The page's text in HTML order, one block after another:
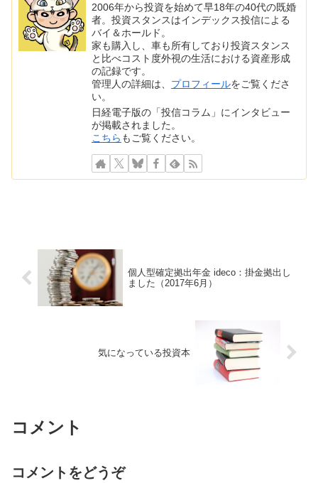
2006年から投資を始めて早18年の40代の既婚
者。投資スタンスはインデックス投信による
バイ＆ホールド。
家も購入し、車も所有しており投資スタンス
と比べコスト度外視の生活における資産形成
の記録です。
管理人の詳細は、 プロフィールをご覧くださ
い。
日経電子版の「投信コラム」にインタビュー
が掲載されました。
こちら もご覧ください。
個人型確定拠出年金 ideco：掛金拠出し
ました（2017年6月）
気になっている投資本
コメント
コメントをどうぞ